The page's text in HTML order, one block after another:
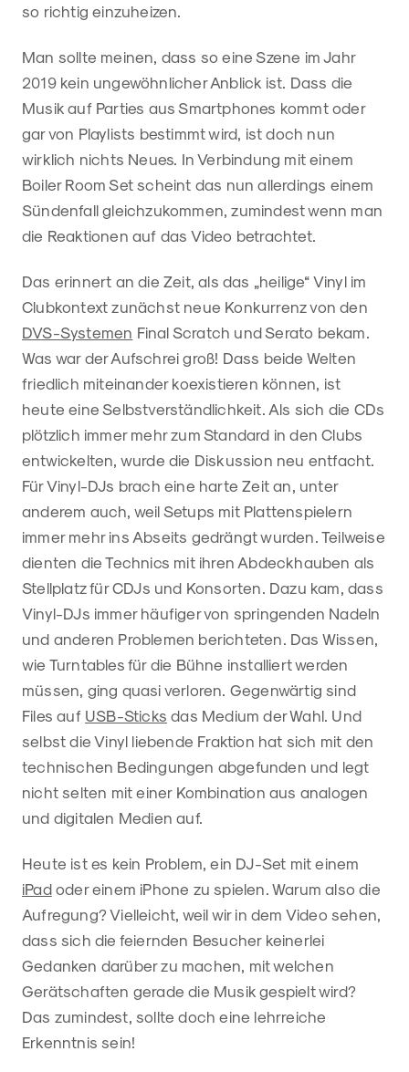
so richtig einzuheizen.
Man sollte meinen, dass so eine Szene im Jahr
2019 kein ungewöhnlicher Anblick ist. Dass die
Musik auf Parties aus Smartphones kommt oder
gar von Playlists bestimmt wird, ist doch nun
wirklich nichts Neues. In Verbindung mit einem
Boiler Room Set scheint das nun allerdings einem
Sündenfall gleichzukommen, zumindest wenn man
die Reaktionen auf das Video betrachtet.
Das erinnert an die Zeit, als das „heilige“ Vinyl im
Clubkontext zunächst neue Konkurrenz von den
DVS-Systemen Final Scratch und Serato bekam.
Was war der Aufschrei groß! Dass beide Welten
friedlich miteinander koexistieren können, ist
heute eine Selbstverständlichkeit. Als sich die CDs
plötzlich immer mehr zum Standard in den Clubs
entwickelten, wurde die Diskussion neu entfacht.
Für Vinyl-DJs brach eine harte Zeit an, unter
anderem auch, weil Setups mit Plattenspielern
immer mehr ins Abseits gedrängt wurden. Teilweise
dienten die Technics mit ihren Abdeckhauben als
Stellplatz für CDJs und Konsorten. Dazu kam, dass
Vinyl-DJs immer häufiger von springenden Nadeln
und anderen Problemen berichteten. Das Wissen,
wie Turntables für die Bühne installiert werden
müssen, ging quasi verloren. Gegenwärtig sind
Files auf USB-Sticks das Medium der Wahl. Und
selbst die Vinyl liebende Fraktion hat sich mit den
technischen Bedingungen abgefunden und legt
nicht selten mit einer Kombination aus analogen
und digitalen Medien auf.
Heute ist es kein Problem, ein DJ-Set mit einem
iPadoder einem iPhone zu spielen. Warum also die
Aufregung? Vielleicht, weil wir in dem Video sehen,
dass sich die feiernden Besucher keinerlei
Gedanken darüber zu machen, mit welchen
Gerätschaften gerade die Musik gespielt wird?
Das zumindest, sollte doch eine lehrreiche
Erkenntnis sein!